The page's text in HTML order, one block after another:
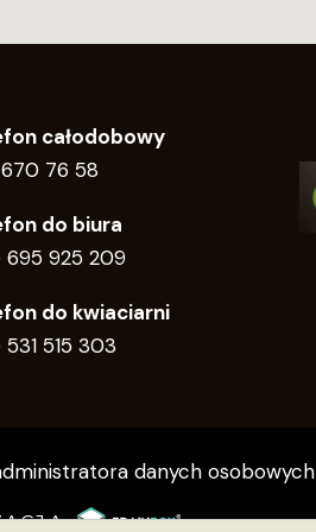
całodobowy
670 76 58
do biura
695 925 209
do kwiaciarni
531 515 303
danych osobowych